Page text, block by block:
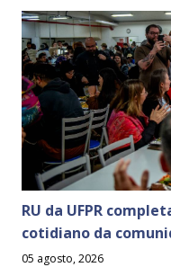
RU da UFPR
cotidiano da
05 agosto, 2026